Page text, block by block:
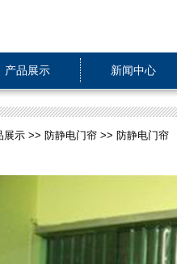
产品展示 新闻中心
展示 >> 防静电门帘 >> 防静电门帘